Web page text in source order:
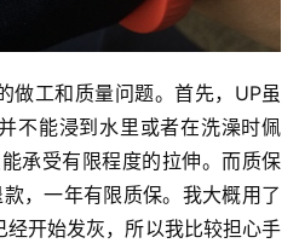
做工和质量问题。首先，UP虽
不能浸到水里或者在洗澡时佩
承受有限程度的拉伸。而质保
，一年有限质保。我大概用了
开始发灰，所以我比较担心手